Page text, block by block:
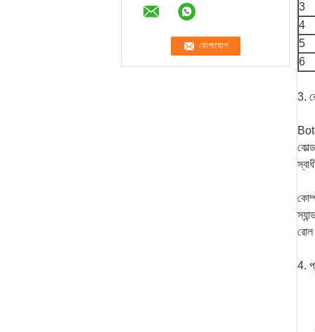
3
4
5
6
3.
রোল
4.